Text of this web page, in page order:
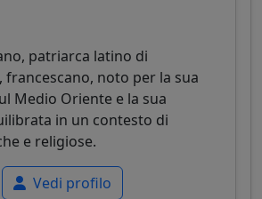
patriarca latino di
francescano, noto per la sua
Medio Oriente e la sua
in un contesto di
e religiose.
Vedi profilo